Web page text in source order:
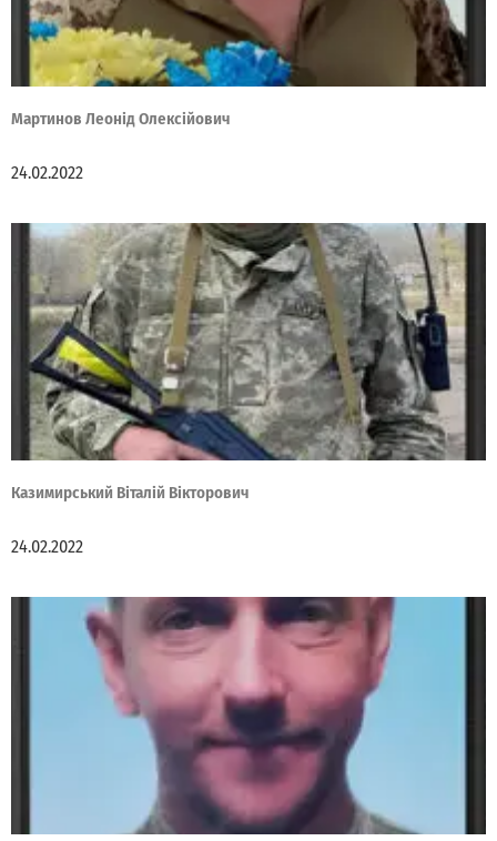
Мартинов Леонід Олексійович
24.02.2022
Казимирський Віталій Вікторович
24.02.2022